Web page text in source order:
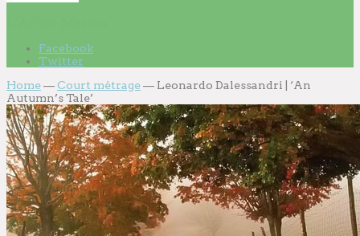
Facebook
Twitter
Home— Court métrage— Leonardo Dalessandri | ‘An
Autumn’s Tale’